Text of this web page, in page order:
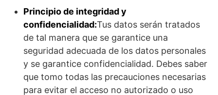
Principio de integridad y
confidencialidad:Tus datos serán tratados
de tal manera que se garantice una
seguridad adecuada de los datos personales
y se garantice confidencialidad. Debes saber
que tomo todas las precauciones necesarias
para evitar el acceso no autorizado o uso